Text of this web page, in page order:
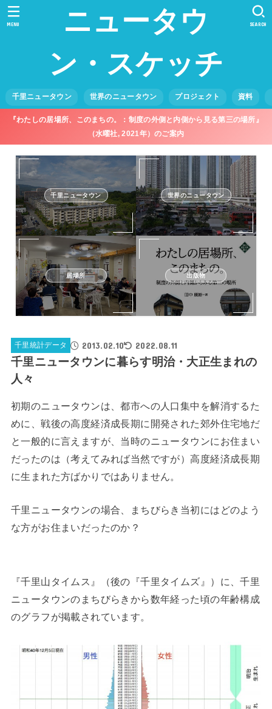
ニュータウ
ン・スケッチ
千里ニュータウン 世界のニュータウン プロジェクト 資料
SEARCH
MENU
『わたしの居場所、このまちの。：制度の外側と内側から見る第三の場所』
（水曜社, 2021年）のご案内
千里ニュータウン 世界のニュータウン
居場所 出版物
千里統計データ 2013.02.10 2022.08.11
千里ニュータウンに暮らす明治・大正生まれの
人々
初期のニュータウンは、都市への人口集中を解消するた
めに、戦後の高度経済成長期に開発された郊外住宅地だ
と一般的に言えますが、当時のニュータウンにお住まい
だったのは（考えてみれば当然ですが）高度経済成長期
に生まれた方ばかりではありません。
千里ニュータウンの場合、まちびらき当初にはどのよう
な方がお住まいだったのか？
『千里山タイムス』（後の『千里タイムズ』）に、千里
ニュータウンのまちびらきから数年経った頃の年齢構成
のグラフが掲載されています。